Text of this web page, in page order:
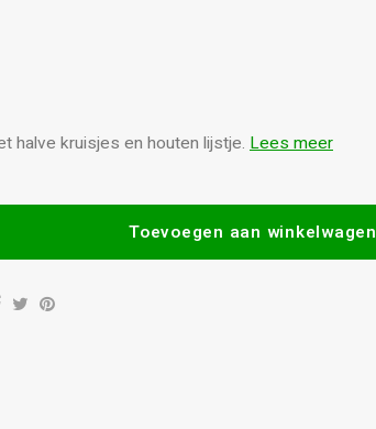
halve kruisjes en houten lijstje. Lees meer
Toevoegen aan winkelwagen